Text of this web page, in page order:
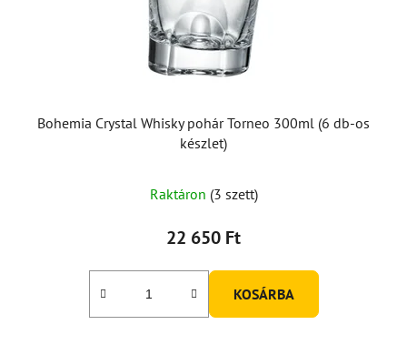
Bohemia Crystal Whisky pohár Torneo 300ml (6 db-os
készlet)
Raktáron (3 szett)
22 650 Ft
KOSÁRBA